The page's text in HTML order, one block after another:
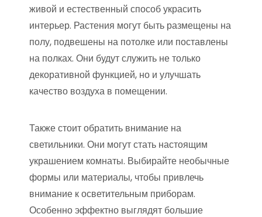
живой и естественный способ украсить
интерьер. Растения могут быть размещены на
полу, подвешены на потолке или поставлены
на полках. Они будут служить не только
декоративной функцией, но и улучшать
качество воздуха в помещении.
Также стоит обратить внимание на
светильники. Они могут стать настоящим
украшением комнаты. Выбирайте необычные
формы или материалы, чтобы привлечь
внимание к осветительным приборам.
Особенно эффектно выглядят большие